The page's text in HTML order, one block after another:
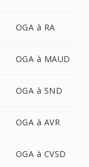
OGA à RA
OGA à MAUD
OGA à SND
OGA à AVR
OGA à CVSD